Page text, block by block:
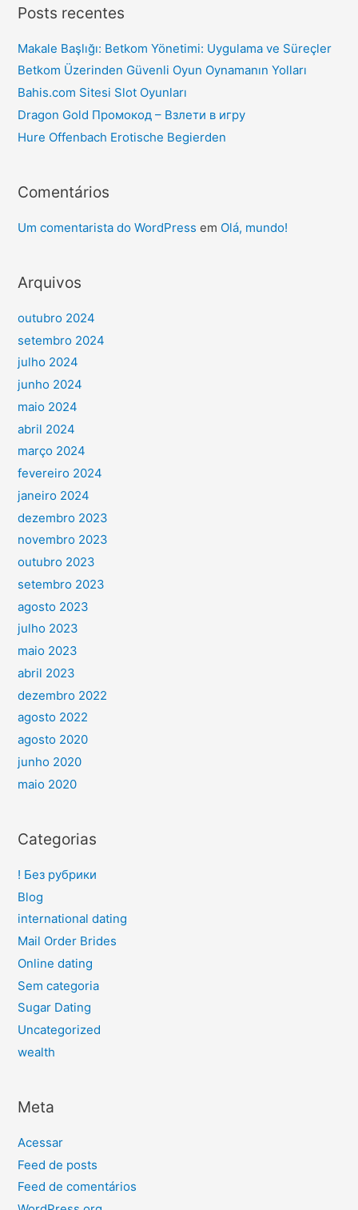
Posts recentes
Makale Başlığı: Betkom Yönetimi: Uygulama ve Süreçler
Betkom Üzerinden Güvenli Oyun Oynamanın Yolları
Bahis.com Sitesi Slot Oyunları
Dragon Gold Промокод – Взлети в игру
Hure Offenbach Erotische Begierden
Comentários
Um comentarista do WordPress em Olá, mundo!
Arquivos
outubro 2024
setembro 2024
julho 2024
junho 2024
maio 2024
abril 2024
março 2024
fevereiro 2024
janeiro 2024
dezembro 2023
novembro 2023
outubro 2023
setembro 2023
agosto 2023
julho 2023
maio 2023
abril 2023
dezembro 2022
agosto 2022
agosto 2020
junho 2020
maio 2020
Categorias
! Без рубрики
Blog
international dating
Mail Order Brides
Online dating
Sem categoria
Sugar Dating
Uncategorized
wealth
Meta
Acessar
Feed de posts
Feed de comentários